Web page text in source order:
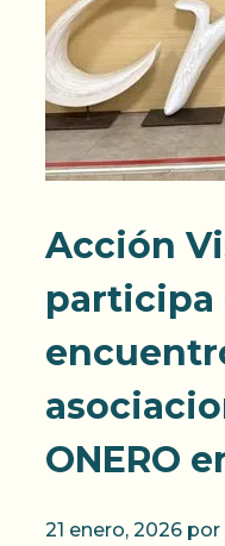
Acción
participa
ONERO
21 enero, 2026 por